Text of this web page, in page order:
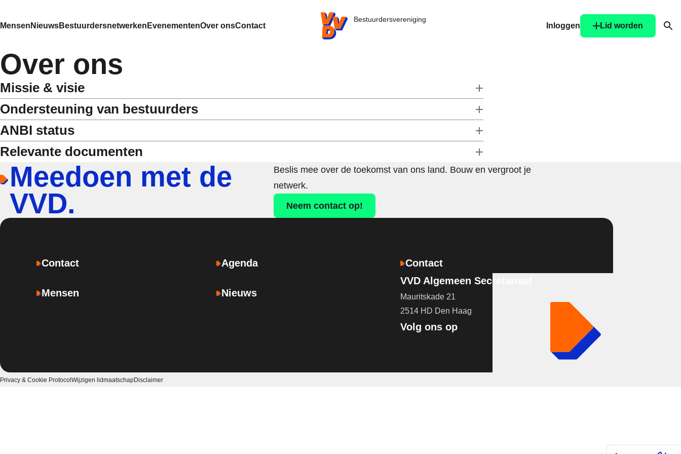
VVD.nl - Ga naar de homepage
Bestuurdersvereniging
Mensen NieuwsBestuurdersnetwerken EvenementenOver onsContact Inloggen
Lid worden
Over ons
Missie & visie
Ondersteuning van bestuurders
ANBI status
Relevante documenten
Meedoen met de
VVD.
Beslis mee over de toekomst van ons land. Bouw en vergroot je
netwerk.
Neem contact op!
Contact
Mensen
Agenda
Nieuws
Contact
VVD Algemeen Secretariaat
Mauritskade 21
2514 HD Den Haag
Volg ons op
Privacy & Cookie Protocol Wijzigen lidmaatschapDisclaimer